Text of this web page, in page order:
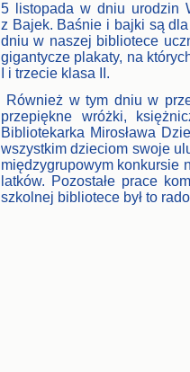
5 listopada w dniu urodzin
z Bajek. Baśnie i bajki są
dniu w naszej bibliotece
gigantycze plakaty, na
I i trzecie klasa II.
Również w tym dniu w
przepiękne wróżki,
Bibliotekarka Mirosława
wszystkim dzieciom swoje
międzygrupowym konkursie
latków. Pozostałe prace
szkolnej bibliotece był to